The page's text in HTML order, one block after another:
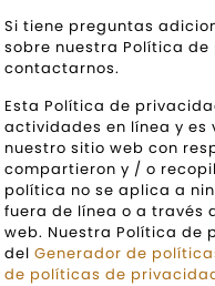
Si tiene preguntas
sobre nuestra Política
contactarnos.
Esta Política de
actividades en línea y
nuestro sitio web con
compartieron y / o
política no se aplica a
fuera de línea o a través
web. Nuestra Política de
delGenerador de
de políticas de